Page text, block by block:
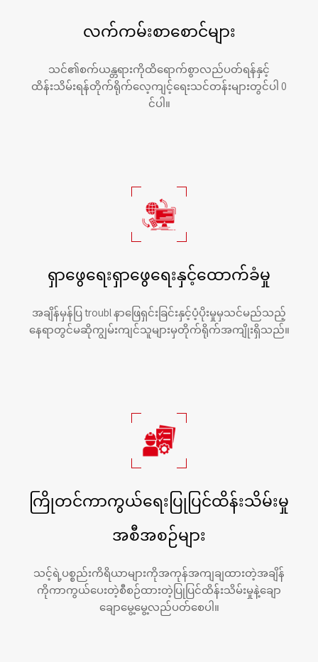
လက်ကမ်းစာစောင်များ
သင်၏စက်ယန္တရားကိုထိရောက်စွာလည်ပတ်ရန်နှင့်
ထိန်းသိမ်းရန်တိုက်ရိုက်လေ့ကျင့်ရေးသင်တန်းများတွင်ပါ 0
င်ပါ။
ရှာဖွေရေးရှာဖွေရေးနှင့်ထောက်ခံမှု
အချိန်မှန်ပြ troubl နာဖြေရှင်းခြင်းနှင့်ပံ့ပိုးမှုမှသင်မည်သည့်
နေရာတွင်မဆိုကျွမ်းကျင်သူများမှတိုက်ရိုက်အကျိုးရှိသည်။
ကြိုတင်ကာကွယ်ရေးပြုပြင်ထိန်းသိမ်းမှု
အစီအစဉ်များ
သင့်ရဲ့ပစ္စည်းကိရိယာများကိုအကုန်အကျချထားတဲ့အချိန်
ကိုကာကွယ်ပေးတဲ့စီစဉ်ထားတဲ့ပြုပြင်ထိန်းသိမ်းမှုနဲ့ချော
ချောမွေ့မွေ့လည်ပတ်စေပါ။